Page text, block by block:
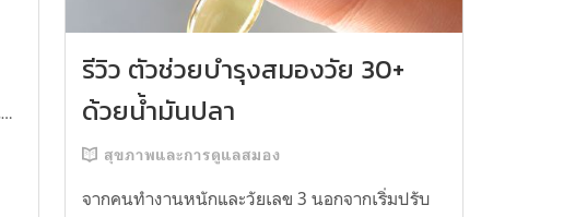
รีวิว ตัวช่วยบำรุงสมองวัย 30+
ด้วยน้ำมันปลา
สุขภาพและการดูแลสมอง
จากคนทำงานหนักและวัยเลข 3 นอกจากเริ่มปรับ